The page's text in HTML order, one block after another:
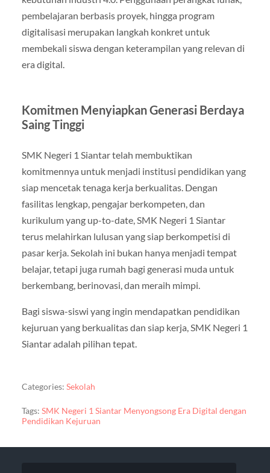
pembelajaran berbasis proyek, hingga program
digitalisasi merupakan langkah konkret untuk
membekali siswa dengan keterampilan yang relevan di
era digital.
Komitmen Menyiapkan Generasi Berdaya
Saing Tinggi
SMK Negeri 1 Siantar telah membuktikan
komitmennya untuk menjadi institusi pendidikan yang
siap mencetak tenaga kerja berkualitas. Dengan
fasilitas lengkap, pengajar berkompeten, dan
kurikulum yang up-to-date, SMK Negeri 1 Siantar
terus melahirkan lulusan yang siap berkompetisi di
pasar kerja. Sekolah ini bukan hanya menjadi tempat
belajar, tetapi juga rumah bagi generasi muda untuk
berkembang, berinovasi, dan meraih mimpi.
Bagi siswa-siswi yang ingin mendapatkan pendidikan
kejuruan yang berkualitas dan siap kerja, SMK Negeri 1
Siantar adalah pilihan tepat.
Categories: Sekolah
Tags: SMK Negeri 1 Siantar Menyongsong Era Digital dengan
Pendidikan Kejuruan